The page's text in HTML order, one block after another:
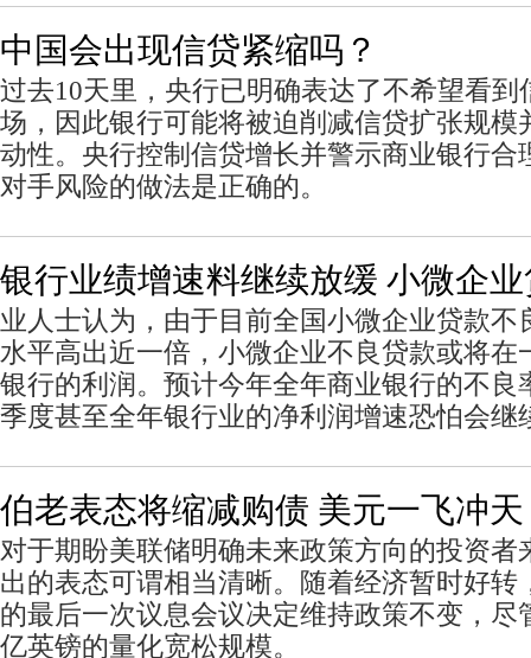
中国会出现信贷紧缩吗？
过去10天里，央行已明确表达了不希望看到
场，因此银行可能将被迫削减信贷扩张规模
动性。央行控制信贷增长并警示商业银行合
对手风险的做法是正确的。
银行业绩增速料继续放缓 小微企
业人士认为，由于目前全国小微企业贷款不
水平高出近一倍，小微企业不良贷款或将在
银行的利润。预计今年全年商业银行的不良
季度甚至全年银行业的净利润增速恐怕会继
伯老表态将缩减购债 美元一飞冲天
对于期盼美联储明确未来政策方向的投资者
出的表态可谓相当清晰。随着经济暂时好转
的最后一次议息会议决定维持政策不变，尽
亿英镑的量化宽松规模。